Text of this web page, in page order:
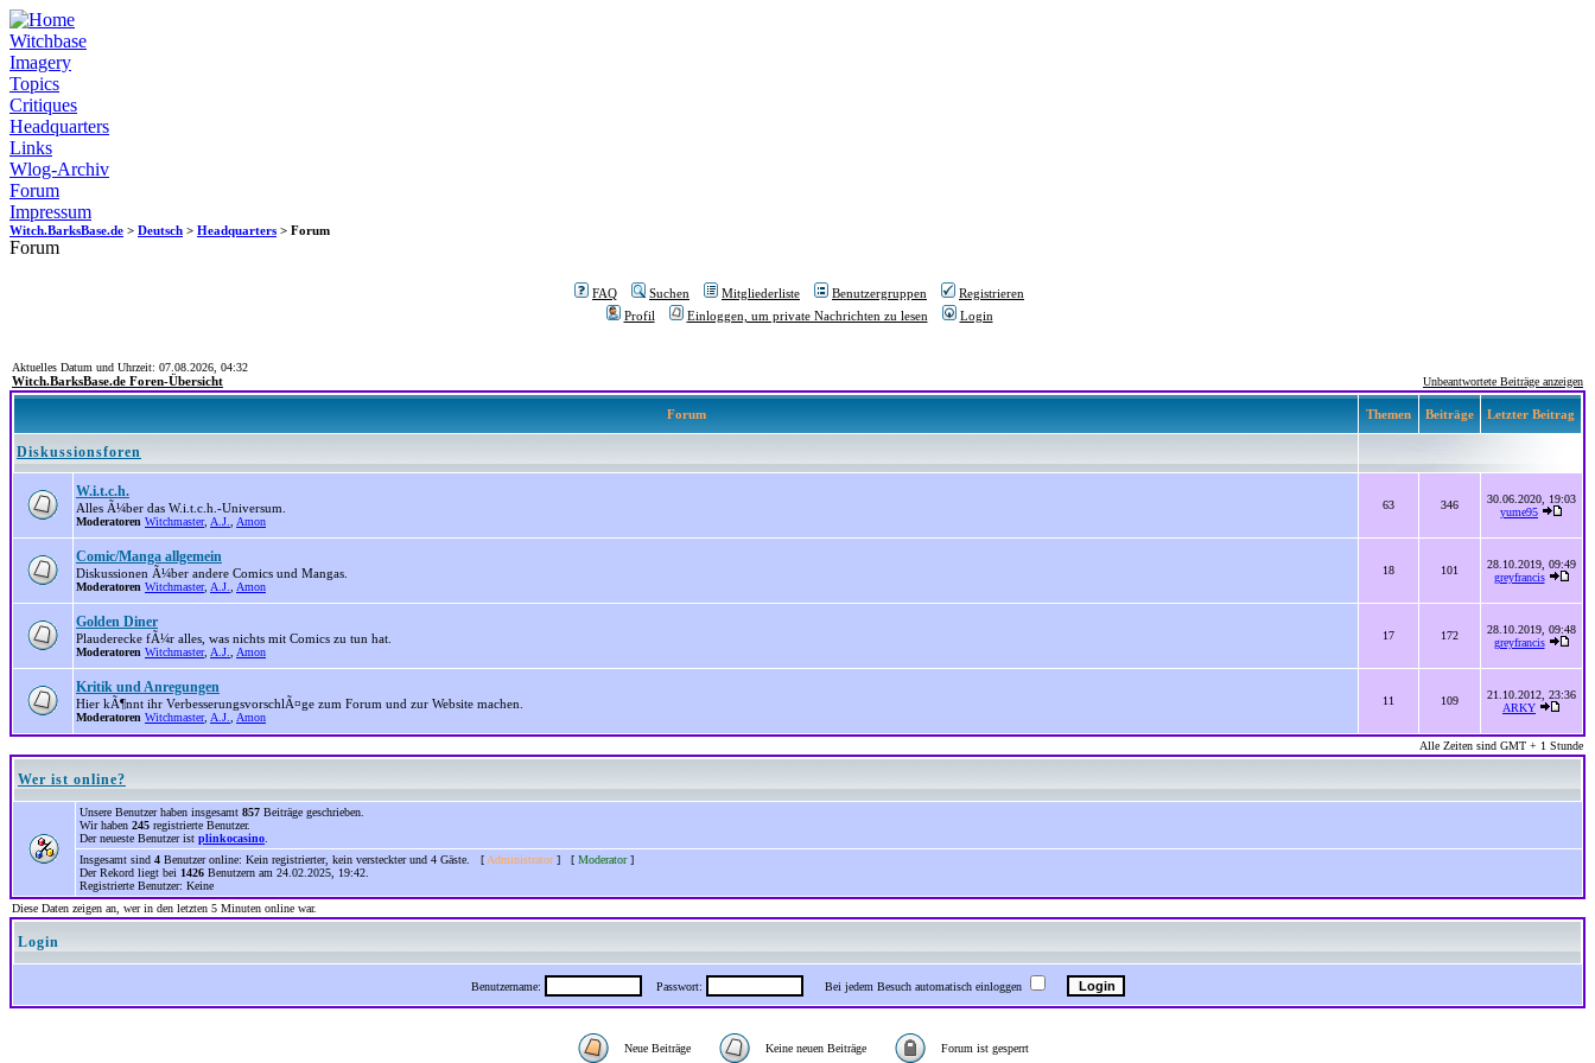
Witchbase
Imagery
Topics
Critiques
Headquarters
Links
Wlog-Archiv
Forum
Impressum
Witch.BarksBase.de > Deutsch > Headquarters > Forum
Forum
FAQ Suchen Mitgliederliste Benutzergruppen
Registrieren
Profil
Einloggen, um private Nachrichten zu lesen Login
Aktuelles Datum und Uhrzeit: 07.08.2026, 04:32
Witch.BarksBase.de Foren-Übersicht Unbeantwortete Beiträge anzeigen
Forum Themen Beiträge Letzter Beitrag
Diskussionsforen
W.i.t.c.h.
Alles Ã¼ber das W.i.t.c.h.-Universum.
Moderatoren Witchmaster, A.J. Amon
63 346
30.06.2020, 19:03
yume95
Comic/Manga allgemein
Diskussionen Ã¼ber andere Comics und Mangas.
Moderatoren Witchmaster, A.J. Amon
18 101
28.10.2019, 09:49
greyfrancis
Golden Diner
Plauderecke fÃ¼r alles, was nichts mit Comics zu tun hat.
Moderatoren Witchmaster, A.J. Amon
17 172
28.10.2019, 09:48
greyfrancis
Kritik und Anregungen
Hier kÃ¶nnt ihr VerbesserungsvorschlÃ¤ge zum Forum und zur Website machen.
Moderatoren Witchmaster, A.J. Amon
11 109
21.10.2012, 23:36
ARKY
Alle Zeiten sind GMT + 1 Stunde
Wer ist online?
Unsere Benutzer haben insgesamt 857 Beiträge geschrieben.
Wir haben 245 registrierte Benutzer.
Der neueste Benutzer ist plinkocasino
Insgesamt sind 4 Benutzer online: Kein registrierter, kein versteckter und 4 Gäste. [ Administrator] [ Moderator]
Der Rekord liegt bei 1426 Benutzern am 24.02.2025, 19:42.
Registrierte Benutzer: Keine
Diese Daten zeigen an, wer in den letzten 5 Minuten online war.
Login
Benutzername: Passwort: Bei jedem Besuch automatisch einloggen
Neue Beiträge Keine neuen Beiträge Forum ist gesperrt